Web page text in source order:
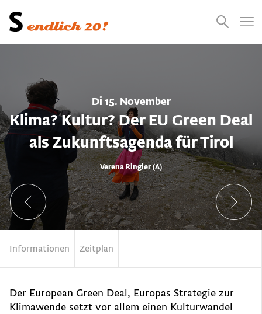
Presse Suchen
Di 15. November
Klima? Kultur? Der EU Green Deal
als Zukunftsagenda für Tirol
Verena Ringler (A)
Informationen Zeitplan
Der European Green Deal, Europas Strategie zur
Klimawende setzt vor allem einen Kulturwandel